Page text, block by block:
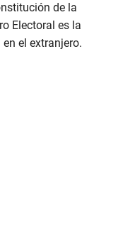
de la
Electoral es la
el extranjero.